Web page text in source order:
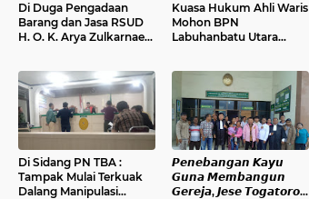
Di Duga Pengadaan
Barang dan Jasa RSUD
H. O. K. Arya Zulkarnaen
Dikerjakan: Indikasi
Maladministrasi dan
Potensi Pelanggaran
Hukum
Kuasa Hukum Ahli Waris
Mohon BPN
Labuhanbatu Utara
Objek Sengketa di Aek
Kanopan
Di Sidang PN TBA :
Tampak Mulai Terkuak
Dalang Manipulasi
𝙋𝙚𝙣𝙚𝙗𝙖𝙣𝙜𝙖𝙣 𝙆𝙖𝙮𝙪
𝙂𝙪𝙣𝙖 𝙈𝙚𝙢𝙗𝙖𝙣𝙜𝙪𝙣
𝙂𝙚𝙧𝙚𝙟𝙖, 𝙅𝙚𝙨𝙚 𝙏𝙤𝙜𝙖𝙩𝙤𝙧𝙤𝙥